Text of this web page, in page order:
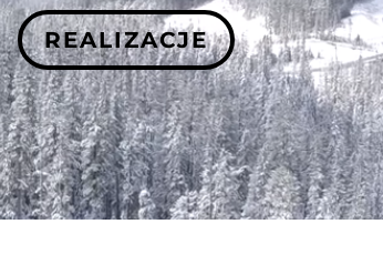
REALIZACJE